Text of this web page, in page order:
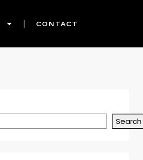
CONTACT
Search